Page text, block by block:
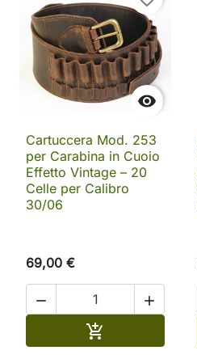

Cartuccera Mod. 253
per Carabina in Cuoio
Effetto Vintage – 20
Celle per Calibro
30/06
69,00 €
 
